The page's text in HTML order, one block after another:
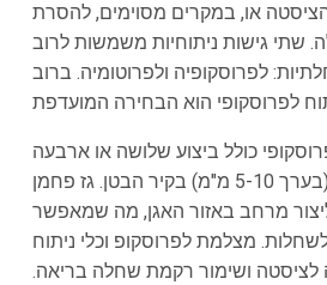
או, במקרים מסוימים, להסרת
שתי גישות ניתוחיות משמשות לרוב
לפרוסקופיה ולפרוטומיה. ברוב
כולל ביצוע שלושה או ארבעה
חתכים קטנים (בערך 5-10 מ"מ) בקיר הבטן. גז פחמן
מרחב באזור האגן, מה שמאפשר
מצלמת לפרוסקופ וכלי ניתוח
לציסטה ושימור רקמת שחלה בריאה.